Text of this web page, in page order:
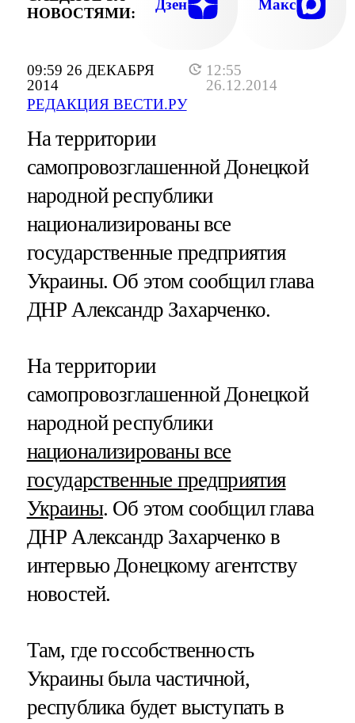
09:59 26 ДЕКАБРЯ
2014
12:55
26.12.2014
РЕДАКЦИЯ ВЕСТИ.РУ
НОВОСТЯМИ:
Дзен Макс
На территории
самопровозглашенной Донецкой
народной республики
национализированы все
государственные предприятия
Украины. Об этом сообщил глава
ДНР Александр Захарченко.
На территории
самопровозглашенной Донецкой
народной республики
национализированы все
государственные предприятия
Украины. Об этом сообщил глава
ДНР Александр Захарченко в
интервью Донецкому агентству
новостей.
Там, где госсобственность
Украины была частичной,
республика будет выступать в